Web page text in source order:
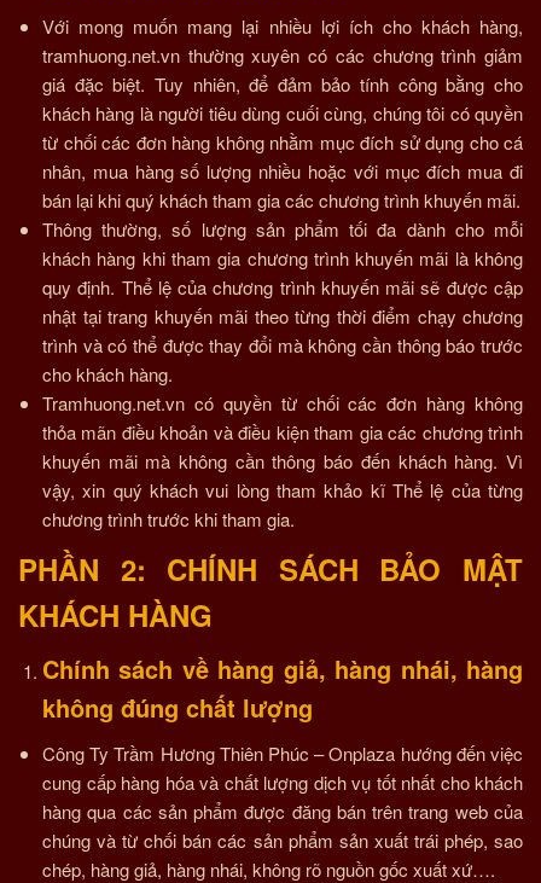
Với mong muốn mang lại nhiều lợi ích cho khách hàng,
tramhuong.net.vn thường xuyên có các chương trình giảm
giá đặc biệt. Tuy nhiên, để đảm bảo tính công bằng cho
khách hàng là người tiêu dùng cuối cùng, chúng tôi có quyền
từ chối các đơn hàng không nhằm mục đích sử dụng cho cá
nhân, mua hàng số lượng nhiều hoặc với mục đích mua đi
bán lại khi quý khách tham gia các chương trình khuyến mãi.
Thông thường, số lượng sản phẩm tối đa dành cho mỗi
khách hàng khi tham gia chương trình khuyến mãi là không
quy định. Thể lệ của chương trình khuyến mãi sẽ được cập
nhật tại trang khuyến mãi theo từng thời điểm chạy chương
trình và có thể được thay đổi mà không cần thông báo trước
cho khách hàng.
Tramhuong.net.vn có quyền từ chối các đơn hàng không
thỏa mãn điều khoản và điều kiện tham gia các chương trình
khuyến mãi mà không cần thông báo đến khách hàng. Vì
vậy, xin quý khách vui lòng tham khảo kĩ Thể lệ của từng
chương trình trước khi tham gia.
PHẦN 2: CHÍNH SÁCH BẢO MẬT
KHÁCH HÀNG
Chính sách về hàng giả, hàng nhái, hàng
không đúng chất lượng
Công Ty Trầm Hương Thiên Phúc – Onplaza hướng đến việc
cung cấp hàng hóa và chất lượng dịch vụ tốt nhất cho khách
hàng qua các sản phẩm được đăng bán trên trang web của
chúng và từ chối bán các sản phẩm sản xuất trái phép, sao
chép, hàng giả, hàng nhái, không rõ nguồn gốc xuất xứ….